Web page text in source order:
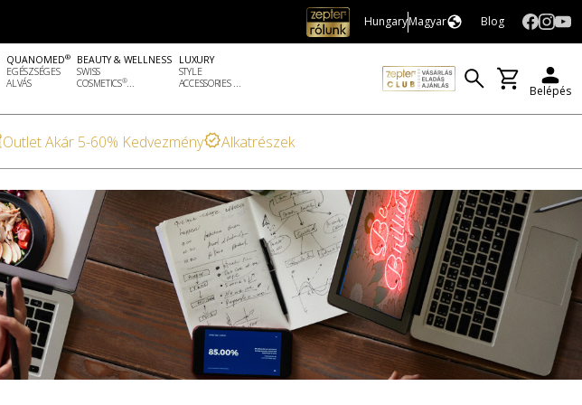
HungaryMagyar Blog
QUANOMED®
EGÉSZSÉGES
ALVÁS
BEAUTY & WELLNESS
SWISS
COSMETICS®...
LUXURY
STYLE
ACCESSORIES ...
Belépés
Outlet Akár 5-60% Kedvezmény Alkatrészek